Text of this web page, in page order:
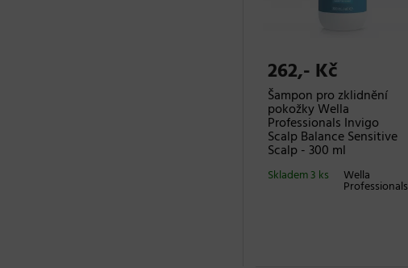
262,- Kč
Šampon pro zklidnění
pokožky Wella
Professionals Invigo
Scalp Balance Sensitive
Scalp - 300 ml
Wella
Professionals
Skladem 3 ks